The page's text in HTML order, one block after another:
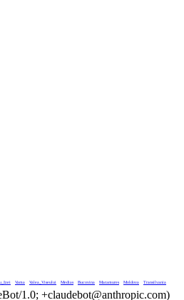
Vama Valea_Viseului Medias Bucovina Maramures Moldova
Transilvania
1.0; +claudebot@anthropic.com)